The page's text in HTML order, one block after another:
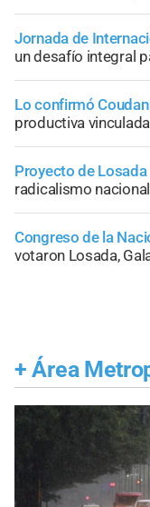
Jornada de
un desafío integral
Lo confirmó
productiva
Proyecto de Losada
radicalismo
Congreso de la
votaron Losada,
+ Área